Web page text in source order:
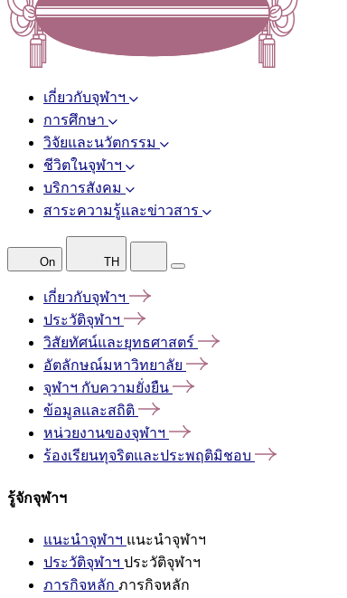
เกี่ยวกับจุฬาฯ
การศึกษา
วิจัยและนวัตกรรม
ชีวิตในจุฬาฯ
บริการสังคม
สาระความรู้และข่าวสาร
On TH
เกี่ยวกับจุฬาฯ
ประวัติจุฬาฯ
วิสัยทัศน์และยุทธศาสตร์
อัตลักษณ์มหาวิทยาลัย
จุฬาฯ กับความยั่งยืน
ข้อมูลและสถิติ
หน่วยงานของจุฬาฯ
ร้องเรียนทุจริตและประพฤติมิชอบ
รู้จักจุฬาฯ
แนะนำจุฬาฯ แนะนำจุฬาฯ
ประวัติจุฬาฯ ประวัติจุฬาฯ
ภารกิจหลัก ภารกิจหลัก